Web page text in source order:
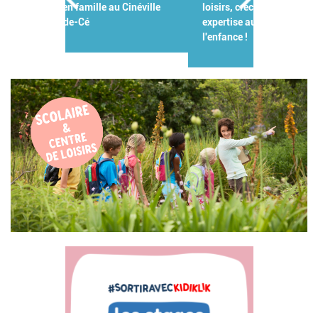
loisirs, crèches : Kidiklik met son
expertise au service des pros de